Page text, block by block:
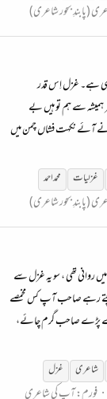
(پابندِ بحور شاعری)
ہے۔ غزل اِس قدر
سے ہم تو ہیں بے
آئے نکہت فشاں چمن میں
غزلیات محمداحمد
(پابندِ بحور شاعری)
روانی تھی ، سو یہ غزل سے
رہے صاحب آپ کس مخمصے
پڑے صاحب گرم چائے،
شاعری
غزل
فورم:آپ کی شاعری